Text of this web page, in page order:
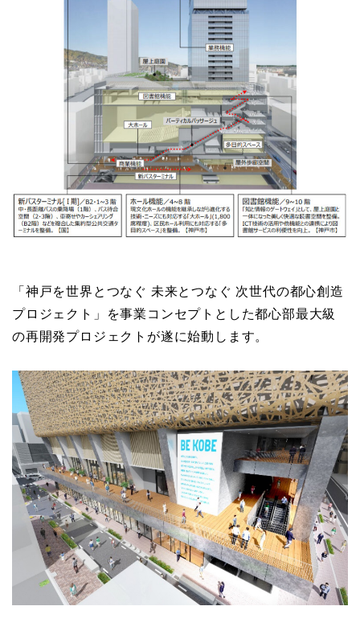
「神戸を世界とつなぐ 未来とつなぐ 次世代の都心創造
プロジェクト」を事業コンセプトとした都心部最大級
の再開発プロジェクトが遂に始動します。